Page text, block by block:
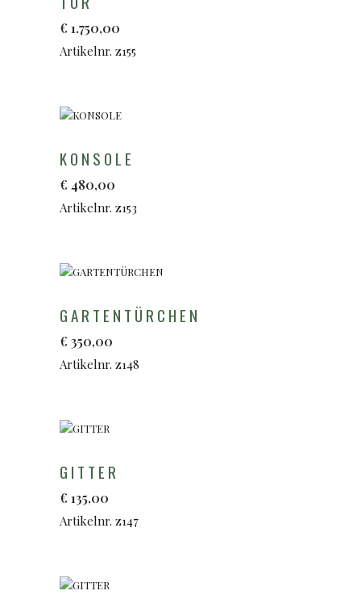
€ 1.750,00
Artikelnr. z155
KONSOLE
€ 480,00
Artikelnr. z153
GARTENTÜRCHEN
€ 350,00
Artikelnr. z148
GITTER
€ 135,00
Artikelnr. z147